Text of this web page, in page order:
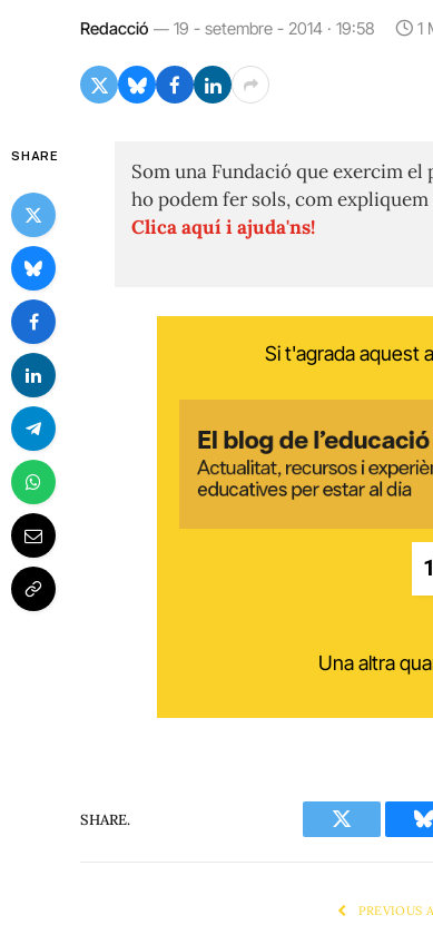
Redacció 19 - setembre - 2014 · 19:58 1
SHARE
Som una Fundació que exercim
ho podem fer sols, com expliquem
Clica aquí i ajuda'ns!
Si t'agrada aquest
Una altra
SHARE.
Twitter
PREVIOUS